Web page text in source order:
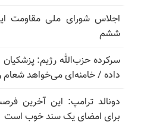
اجلاس شورای ملی مقاومت
ششم
داده / خامنه‌ای می‌خواهد شعام
دونالد ترامپ: این آخرین
برای امضای یک سند خوب است